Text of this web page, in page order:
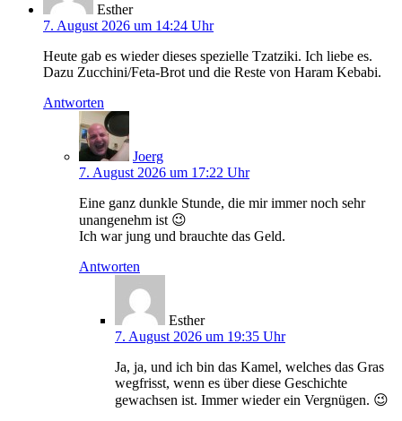
Esther
7. August 2026 um 14:24 Uhr
Heute gab es wieder dieses spezielle Tzatziki. Ich liebe es.
Dazu Zucchini/Feta-Brot und die Reste von Haram Kebabi.
Antworten
Joerg
7. August 2026 um 17:22 Uhr
Eine ganz dunkle Stunde, die mir immer noch sehr
unangenehm ist 😉
Ich war jung und brauchte das Geld.
Antworten
Esther
7. August 2026 um 19:35 Uhr
Ja, ja, und ich bin das Kamel, welches das Gras
wegfrisst, wenn es über diese Geschichte
gewachsen ist. Immer wieder ein Vergnügen. 😉